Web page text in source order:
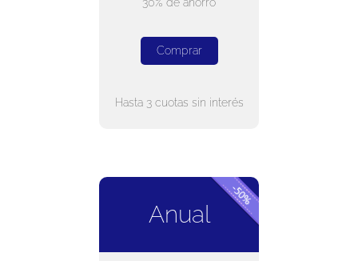
30% de ahorro
Comprar
Hasta 3 cuotas sin interés
Anual